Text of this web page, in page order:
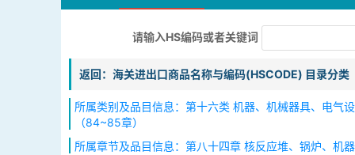
请输入HS编码或者关键词
返回：海关进出口商品名称与编码(HSCODE) 目录分类
所属类别及品目信息：第十六类 机器、机械器具、电气
（84~85章）
所属章节及品目信息：第八十四章 核反应堆、锅炉、机